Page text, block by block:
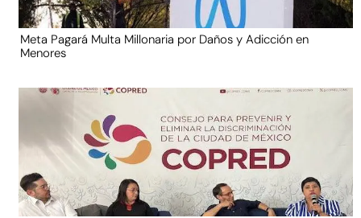
Meta Pagará Multa Millonaria por Daños y Adicción en
Menores